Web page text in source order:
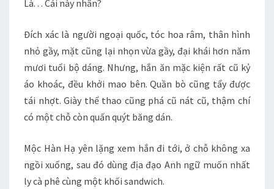
Là. . . Cái này nhân?
Đích xác là người ngoại quốc, tóc hoa râm, thân hình
nhỏ gầy, mặt cũng lại nhọn vừa gầy, đại khái hơn năm
mươi tuổi bộ dáng. Nhưng, hắn ăn mặc kiện rất cũ kỷ
áo khoác, đều khởi mao bên. Quần bò cũng tẩy được
tái nhợt. Giày thể thao cũng phá cũ nát cũ, thậm chí
có một chỗ còn quấn quýt băng dán.
Mộc Hàn Hạ yên lặng xem hắn đi tới, ở chỗ không xa
ngồi xuống, sau đó dùng địa đạo Anh ngữ muốn nhất
ly cà phê cùng một khối sandwich.